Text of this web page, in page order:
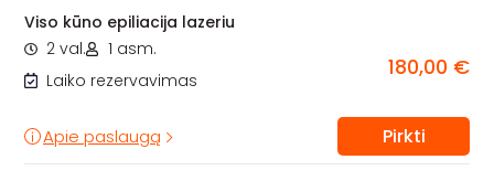
Viso kūno epiliacija lazeriu
2 val.
1 asm.
Laiko rezervavimas
180,00 €
Apie paslaugą Pirkti